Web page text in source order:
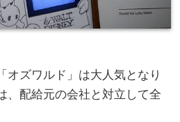
オズワルド」は大人気となり
、配給元の会社と対立して全